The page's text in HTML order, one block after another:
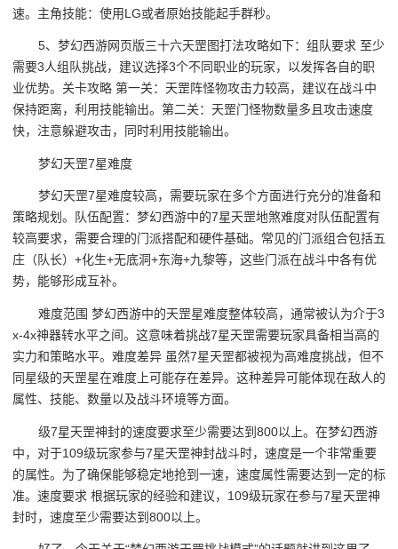
速。主角技能：使用LG或者原始技能起手群秒。
5、梦幻西游网页版三十六天罡图打法攻略如下：组队要求 至少
需要3人组队挑战，建议选择3个不同职业的玩家，以发挥各自的职
业优势。关卡攻略 第一关：天罡阵怪物攻击力较高，建议在战斗中
保持距离，利用技能输出。第二关：天罡门怪物数量多且攻击速度
快，注意躲避攻击，同时利用技能输出。
梦幻天罡7星难度
梦幻天罡7星难度较高，需要玩家在多个方面进行充分的准备和
策略规划。队伍配置：梦幻西游中的7星天罡地煞难度对队伍配置有
较高要求，需要合理的门派搭配和硬件基础。常见的门派组合包括五
庄（队长）+化生+无底洞+东海+九黎等，这些门派在战斗中各有优
势，能够形成互补。
难度范围 梦幻西游中的天罡星难度整体较高，通常被认为介于3
x-4x神器转水平之间。这意味着挑战7星天罡需要玩家具备相当高的
实力和策略水平。难度差异 虽然7星天罡都被视为高难度挑战，但不
同星级的天罡星在难度上可能存在差异。这种差异可能体现在敌人的
属性、技能、数量以及战斗环境等方面。
级7星天罡神封的速度要求至少需要达到800以上。在梦幻西游
中，对于109级玩家参与7星天罡神封战斗时，速度是一个非常重要
的属性。为了确保能够稳定地抢到一速，速度属性需要达到一定的标
准。速度要求 根据玩家的经验和建议，109级玩家在参与7星天罡神
封时，速度至少需要达到800以上。